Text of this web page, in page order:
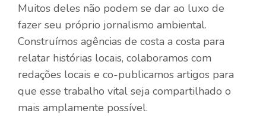
Muitos deles não podem se dar ao luxo de
fazer seu próprio jornalismo ambiental.
Construímos agências de costa a costa para
relatar histórias locais, colaboramos com
redações locais e co-publicamos artigos para
que esse trabalho vital seja compartilhado o
mais amplamente possível.